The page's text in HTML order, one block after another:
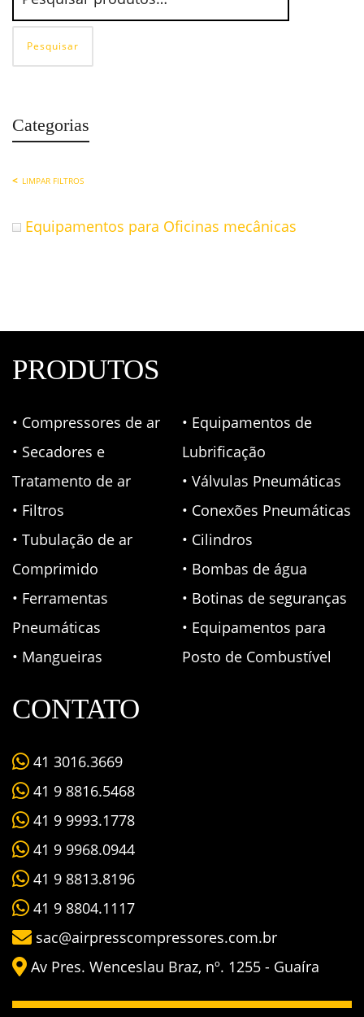
Pesquisar
Categorias
LIMPAR FILTROS
Equipamentos para Oficinas mecânicas
PRODUTOS
• Compressores de ar
• Secadores e
Tratamento de ar
• Filtros
• Tubulação de ar
Comprimido
• Ferramentas
Pneumáticas
• Mangueiras
• Equipamentos de
Lubrificação
• Válvulas Pneumáticas
• Conexões Pneumáticas
• Cilindros
• Bombas de água
• Botinas de seguranças
• Equipamentos para
Posto de Combustível
CONTATO
41 3016.3669
41 9 8816.5468
41 9 9993.1778
41 9 9968.0944
41 9 8813.8196
41 9 8804.1117
sac@airpresscompressores.com.br
Av Pres. Wenceslau Braz, nº. 1255 - Guaíra